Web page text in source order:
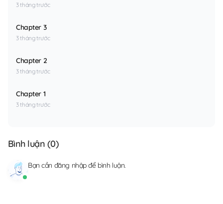
3 tháng trước
Chapter 3
3 tháng trước
Chapter 2
3 tháng trước
Chapter 1
3 tháng trước
Bình luận (0)
Bạn cần đăng nhậpđể bình luận.